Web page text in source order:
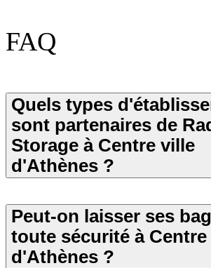
FAQ
Quels types
sont partenaires de
Storage à Centre ville
d'Athènes ?
Peut-on laisser ses
toute sécurité à
d'Athènes ?